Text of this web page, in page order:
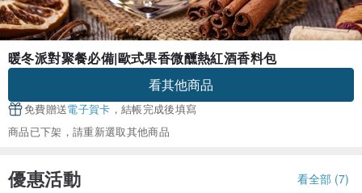
暖冬派對聚餐必備|歐式果香微醺熱紅酒香料包
看其他商品
免費贈送電子賀卡 ，結帳完成後填寫
商品已下架，請重新選取其他商品
優惠活動 看全部 (7)